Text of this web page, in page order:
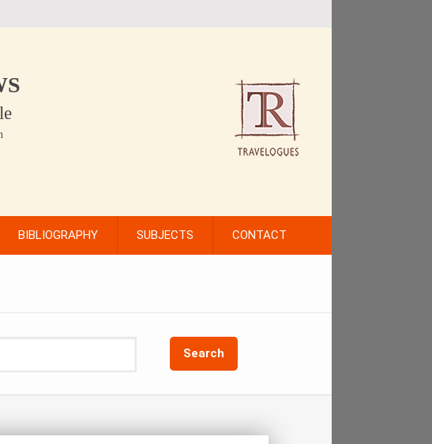
BIBLIOGRAPHY SUBJECTS CONTACT
Search